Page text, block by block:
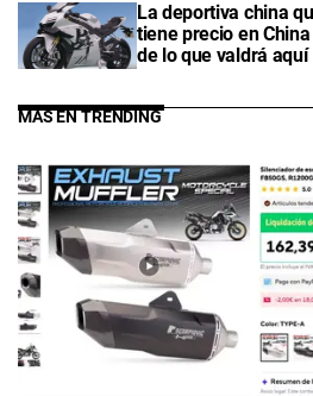
La deportiva china
tiene precio en
de lo que valdrá aquí
MÁS EN TRENDING